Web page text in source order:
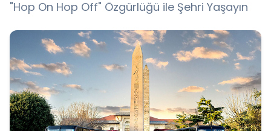
"Hop On Hop Off" Özgürlüğü ile Şehri Yaşayın